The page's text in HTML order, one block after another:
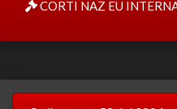
CORTI NAZ EU